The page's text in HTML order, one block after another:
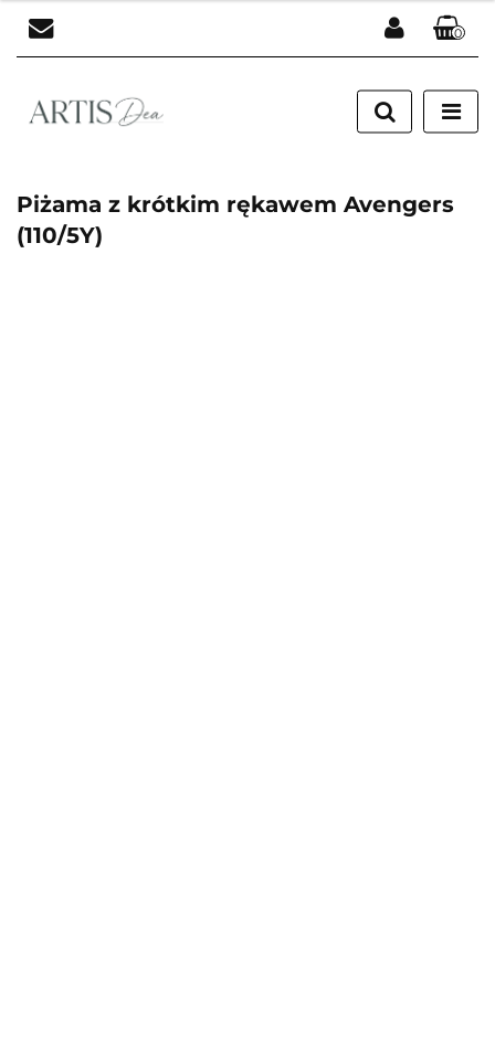
Zaloguj się
Zarejestruj się
0
Piżama z krótkim rękawem Avengers
(110/5Y)